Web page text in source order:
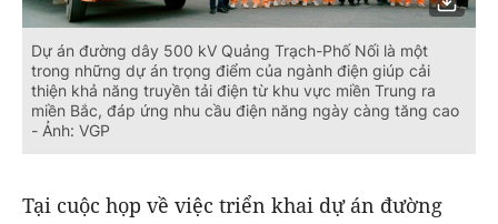
Dự án đường dây 500 kV Quảng Trạch-Phố Nối là một
trong những dự án trọng điểm của ngành điện giúp cải
thiện khả năng truyền tải điện từ khu vực miền Trung ra
miền Bắc, đáp ứng nhu cầu điện năng ngày càng tăng cao
- Ảnh: VGP
Tại cuộc họp về việc triển khai dự án đường